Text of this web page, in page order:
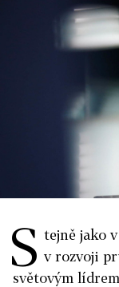
S tejně jako
v rozvoji
světovým